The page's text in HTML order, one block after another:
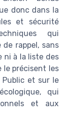
donc dans la
et sécurité
qui
rappel, sans
ni à la liste des
le précisent les
Public et sur le
qui
et aux